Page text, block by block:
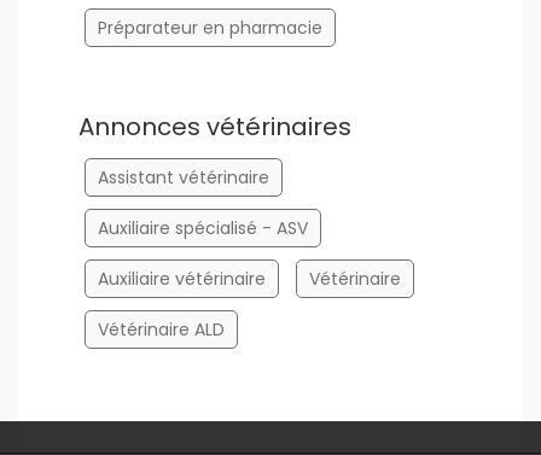
Préparateur en pharmacie
Annonces vétérinaires
Assistant vétérinaire
Auxiliaire spécialisé - ASV
Auxiliaire vétérinaire Vétérinaire
Vétérinaire ALD